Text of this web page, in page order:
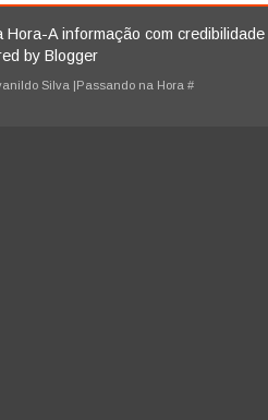
Hora-A informação com credibilidade
by Blogger
Silva |Passando na Hora #